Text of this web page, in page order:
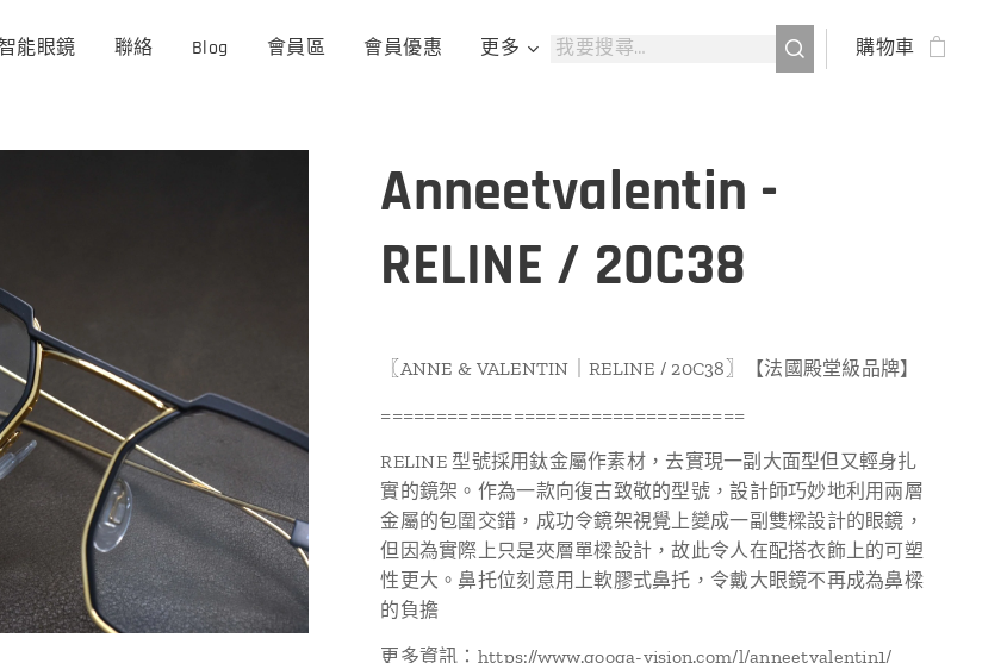
能眼鏡 聯絡 Blog 會員區 會員優惠 更多 購物車
Anneetvalentin -
RELINE / 20C38
〖ANNE & VALENTIN｜RELINE / 20C38〗【法國殿堂級品牌】
=================================
RELINE 型號採用鈦金屬作素材，去實現一副大面型但又輕身扎
實的鏡架。作為一款向復古致敬的型號，設計師巧妙地利用兩層
金屬的包圍交錯，成功令鏡架視覺上變成一副雙樑設計的眼鏡，
但因為實際上只是夾層單樑設計，故此令人在配搭衣飾上的可塑
性更大。鼻托位刻意用上軟膠式鼻托，令戴大眼鏡不再成為鼻樑
的負擔
更多資訊：https://www.googa-vision.com/l/anneetvalentin1/